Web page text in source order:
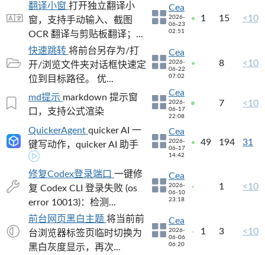
翻译小窗 打开独立翻译小
窗，支持手动输入、截图
OCR 翻译与剪贴板翻译；...
Cea
2026-
06-23
02:51
1 15 <10
快速跳转 将前台另存为/打
开/浏览文件夹对话框快速定
位到目标路径。 优...
Cea
2026-
06-22
07:02
8 <10
md提示 markdown 提示窗
口，支持公式渲染
Cea
2026-
06-17
22:08
7 <10
QuickerAgent quicker AI 一
键写动作，quicker AI 助手
Cea
2026-
06-17
14:42
49 194 31
修复Codex登录端口 一键修
复 Codex CLI 登录失败 (os
error 10013)：检测...
Cea
2026-
06-10
23:18
1 <10
前台网页黑白主题 将当前前
台浏览器标签页临时切换为
黑白灰度显示，再次...
Cea
2026-
06-06
06:20
1 3 <10